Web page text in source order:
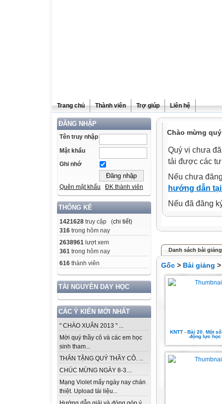
Trang chủ Thành viên Trợ giúp Liên hệ
ĐĂNG NHẬP
Tên truy nhập
Mật khẩu
Ghi nhớ
Quên mật khẩu ĐK thành viên
THỐNG KÊ
1421628 truy cập (chi tiết)
316 trong hôm nay
2638961 lượt xem
361 trong hôm nay
616 thành viên
TÀI NGUYÊN DẠY HỌC
CÁC Ý KIẾN MỚI NHẤT
" CHÀO XUÂN 2013 " ...
Mời quý thầy cô và các em học
sinh tham...
THÂN TẶNG QUÝ THẦY CÔ. ...
CHÚC MỪNG NGÀY 8-3....
Mạng Violet mấy ngày nay chán
thiệt. Upload tài liệu...
Chào mừng
Quý vị chưa
tải được các
Nếu chưa
hướng dẫn
Nếu đã đăng
Danh sách bài
Gốc > Bài giảng
KNTT - Bài 20. Một
động lực học